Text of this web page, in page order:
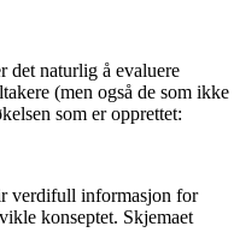
det naturlig å evaluere
(men også de som ikke
som er opprettet:
verdifull informasjon for
konseptet. Skjemaet